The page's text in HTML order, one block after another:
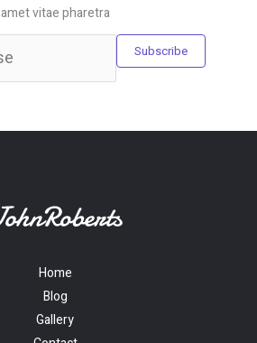
amet vitae pharetra
Subscribe
Home
Blog
Gallery